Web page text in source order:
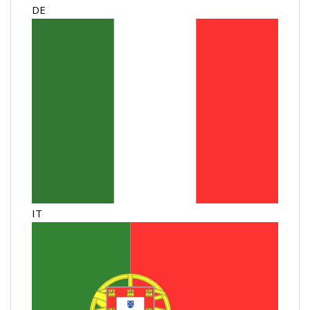
DE
IT